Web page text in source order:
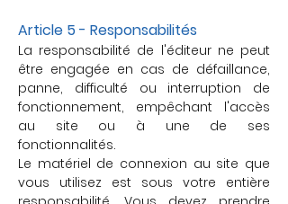
Article 5 - Responsabilités
La responsabilité de l'éditeur ne peut
être engagée en cas de défaillance,
panne, difficulté ou interruption de
fonctionnement, empêchant l'accès
au site ou à une de ses
fonctionnalités.
Le matériel de connexion au site que
vous utilisez est sous votre entière